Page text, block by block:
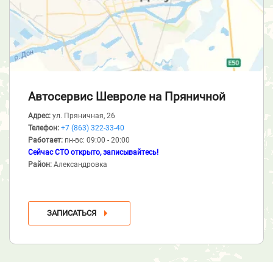
Автосервис Шевроле на Пряничной
Адрес: ул. Пряничная, 26
Телефон: +7 (863) 322-33-40
Работает: пн-вс: 09:00 - 20:00
Сейчас СТО открыто, записывайтесь!
Район: Александровка
ЗАПИСАТЬСЯ